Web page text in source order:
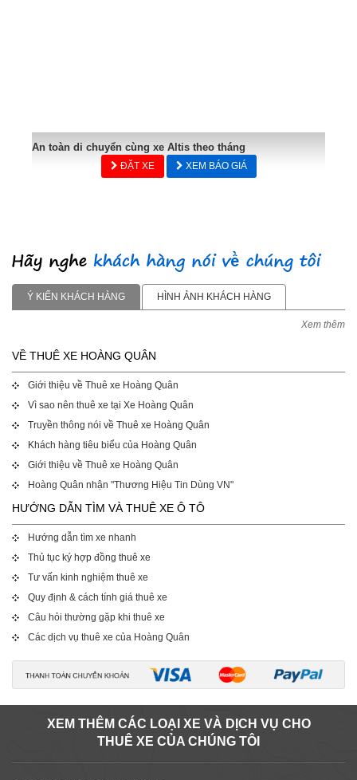
An toàn di chuyển cùng xe Altis theo tháng
ĐẶT XE XEM BÁO GIÁ
Ý KIẾN KHÁCH HÀNG HÌNH ẢNH KHÁCH HÀNG
Xem thêm
VỀ THUÊ XE HOÀNG QUÂN
Giới thiệu về Thuê xe Hoàng Quân
Vì sao nên thuê xe tại Xe Hoàng Quân
Truyền thông nói về Thuê xe Hoàng Quân
Khách hàng tiêu biểu của Hoàng Quân
Giới thiệu về Thuê xe Hoàng Quân
Hoàng Quân nhận "Thương Hiệu Tin Dùng VN"
HƯỚNG DẪN TÌM VÀ THUÊ XE Ô TÔ
Hướng dẫn tìm xe nhanh
Thủ tục ký hợp đồng thuê xe
Tư vấn kinh nghiệm thuê xe
Quy định & cách tính giá thuê xe
Câu hỏi thường gặp khi thuê xe
Các dịch vụ thuê xe của Hoàng Quân
XEM THÊM CÁC LOẠI XE VÀ DỊCH VỤ CHO
THUÊ XE CỦA CHÚNG TÔI